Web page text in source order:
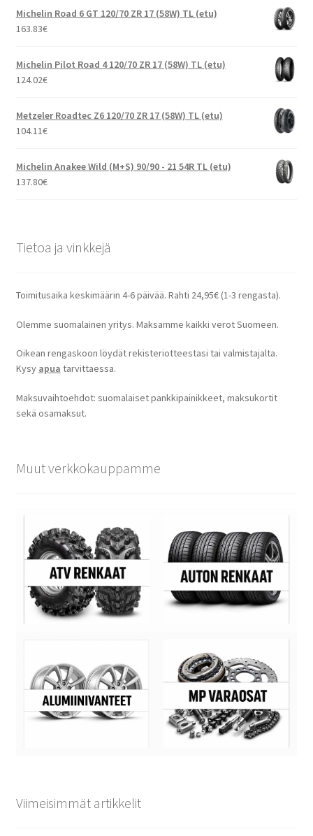
Michelin Road 6 GT 120/70 ZR 17 (58W) TL (etu)
163.83€
Michelin Pilot Road 4 120/70 ZR 17 (58W) TL (etu)
124.02€
Metzeler Roadtec Z6 120/70 ZR 17 (58W) TL (etu)
104.11€
Michelin Anakee Wild (M+S) 90/90 - 21 54R TL (etu)
137.80€
Tietoa ja vinkkejä
Toimitusaika keskimäärin 4-6 päivää. Rahti 24,95€ (1-3 rengasta).
Olemme suomalainen yritys. Maksamme kaikki verot Suomeen.
Oikean rengaskoon löydät rekisteriotteestasi tai valmistajalta.
Kysy apua tarvittaessa.
Maksuvaihtoehdot: suomalaiset pankkipainikkeet, maksukortit
sekä osamaksut.
Muut verkkokauppamme
Viimeisimmät artikkelit